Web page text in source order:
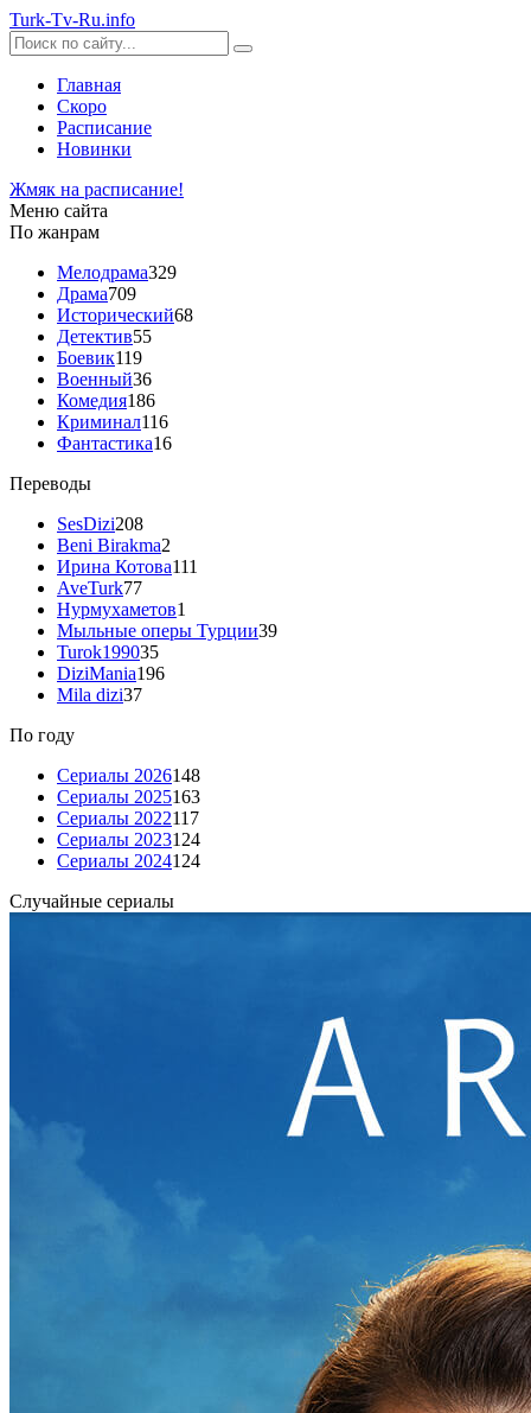
Turk-Tv-Ru.info
Главная
Скоро
Расписание
Новинки
Жмяк на расписание!
Меню сайта
По жанрам
Мелодрама329
Драма709
Исторический68
Детектив55
Боевик119
Военный36
Комедия186
Криминал116
Фантастика16
Переводы
SesDizi208
Beni Birakma2
Ирина Котова111
AveTurk77
Нурмухаметов1
Мыльные оперы Турции39
Turok199035
DiziMania196
Mila dizi37
По году
Сериалы 2026148
Сериалы 2025163
Сериалы 2022117
Сериалы 2023124
Сериалы 2024124
Случайные сериалы